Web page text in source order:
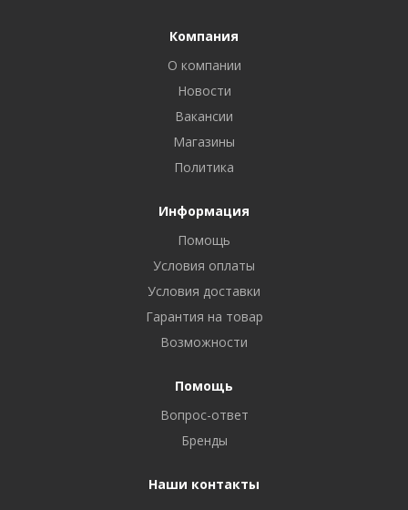
Компания
О компании
Новости
Вакансии
Магазины
Политика
Информация
Помощь
Условия оплаты
Условия доставки
Гарантия на товар
Возможности
Помощь
Вопрос-ответ
Бренды
Наши контакты